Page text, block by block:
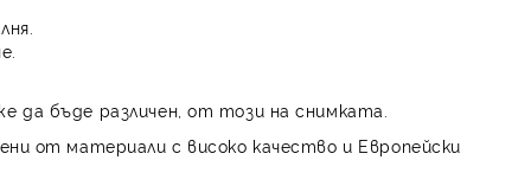
да бъде различен, от този на снимката.
от материали с високо качество и Европейски